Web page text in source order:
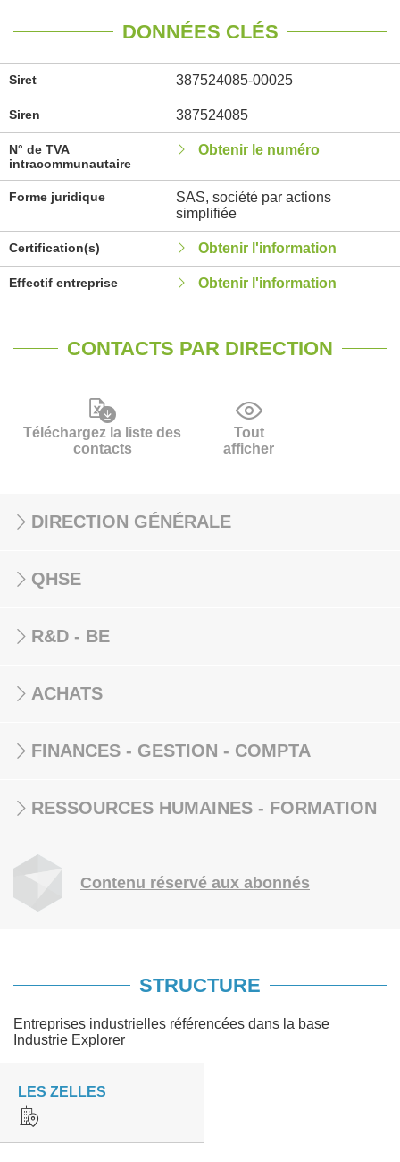
DONNÉES CLÉS
Siret 387524085-00025
Siren 387524085
N° de TVA
intracommunautaire
Obtenir le numéro
Forme juridique
SAS, société par actions
simplifiée
Certification(s) Obtenir l'information
Effectif entreprise Obtenir l'information
CONTACTS PAR DIRECTION
Téléchargez la liste des
contacts
Tout
afficher
DIRECTION GÉNÉRALE
QHSE
R&D - BE
ACHATS
FINANCES - GESTION - COMPTA
RESSOURCES HUMAINES - FORMATION
Contenu réservé aux abonnés
STRUCTURE
Entreprises industrielles référencées dans la base
Industrie Explorer
LES ZELLES